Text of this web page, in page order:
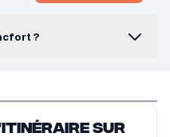
?
sur